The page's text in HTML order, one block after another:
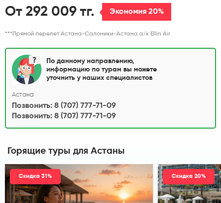
От 292 009 тг. Экономия 20%
***Прямой перелет Астана-Салоники-Астана а/к Ellin Air
По данному направлению,
информацию по турам вы можете
уточнить у наших специалистов
Астана
Позвонить: 8 (707) 777-71-09
Позвонить: 8 (707) 777-71-09
Горящие туры для Астаны
Скидка 31% Скидка 20%